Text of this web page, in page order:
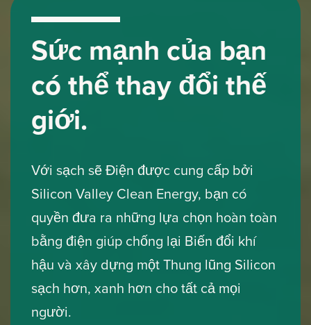
Sức mạnh của bạn
có thể thay đổi thế
giới.
Với sạch sẽ Điện được cung cấp bởi
Silicon Valley Clean Energy, bạn có
quyền đưa ra những lựa chọn hoàn toàn
bằng điện giúp chống lại Biến đổi khí
hậu và xây dựng một Thung lũng Silicon
sạch hơn, xanh hơn cho tất cả mọi
người.